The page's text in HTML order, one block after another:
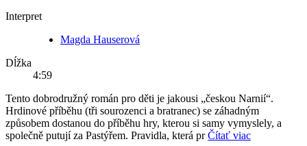
Interpret
Magda Hauserová
Dĺžka
4:59
Tento dobrodružný román pro děti je jakousi „českou Narnií“.
Hrdinové příběhu (tři sourozenci a bratranec) se záhadným
způsobem dostanou do příběhu hry, kterou si samy vymyslely, a
společně putují za Pastýřem. Pravidla, která prČítať viac